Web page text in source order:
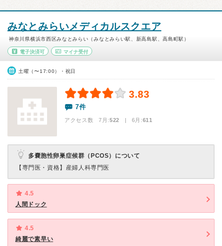
みなとみらいメディカルスクエア
神奈川県横浜市西区みなとみらい（みなとみらい駅、新高島駅、高島町駅）
電子決済可 マイナ受付
土曜（〜17:00）・祝日
3.83
7件
アクセス数 7月:522 | 6月:611
多嚢胞性卵巣症候群（PCOS）について
【専門医・資格】 産婦人科専門医
4.5
人間ドック
4.5
綺麗で素早い